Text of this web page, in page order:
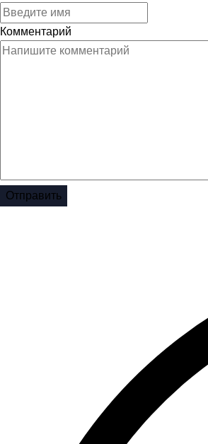
Комментарий
Отправить